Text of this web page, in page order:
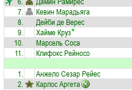
7.
Кевин Марадьяга
8.
Дейби де Верес
9.
Хайме Круз
10.
Марсель Соса
11.
Клифокс Рейносо
1. Анжело Сезар Рейес
2.
Карлос Аргета